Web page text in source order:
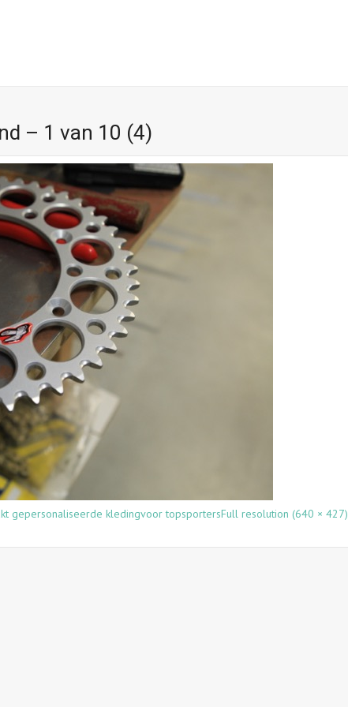
– 1 van 10 (4)
gepersonaliseerde kledingvoor topsportersFull resolution (640 × 427)